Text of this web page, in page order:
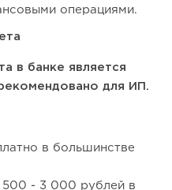
операциями.
в банке является
для ИП.
в большинстве
500 - 3 000 рублей в